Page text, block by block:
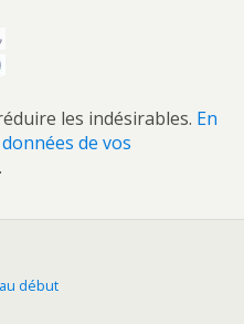
les indésirables. En
de vos
.
début